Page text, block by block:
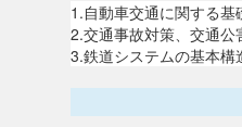
1.自動車交通に関する
2.交通事故対策、交通公
3.鉄道システムの基本構